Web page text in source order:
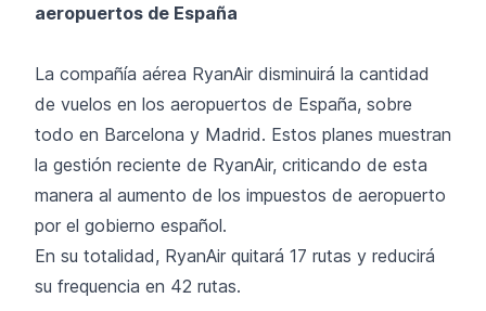
aeropuertos de España
La compañía aérea RyanAir disminuirá la cantidad
de vuelos en los aeropuertos de España, sobre
todo en Barcelona y Madrid. Estos planes muestran
la gestión reciente de RyanAir, criticando de esta
manera al aumento de los impuestos de aeropuerto
por el gobierno español.
En su totalidad, RyanAir quitará 17 rutas y reducirá
su frequencia en 42 rutas.